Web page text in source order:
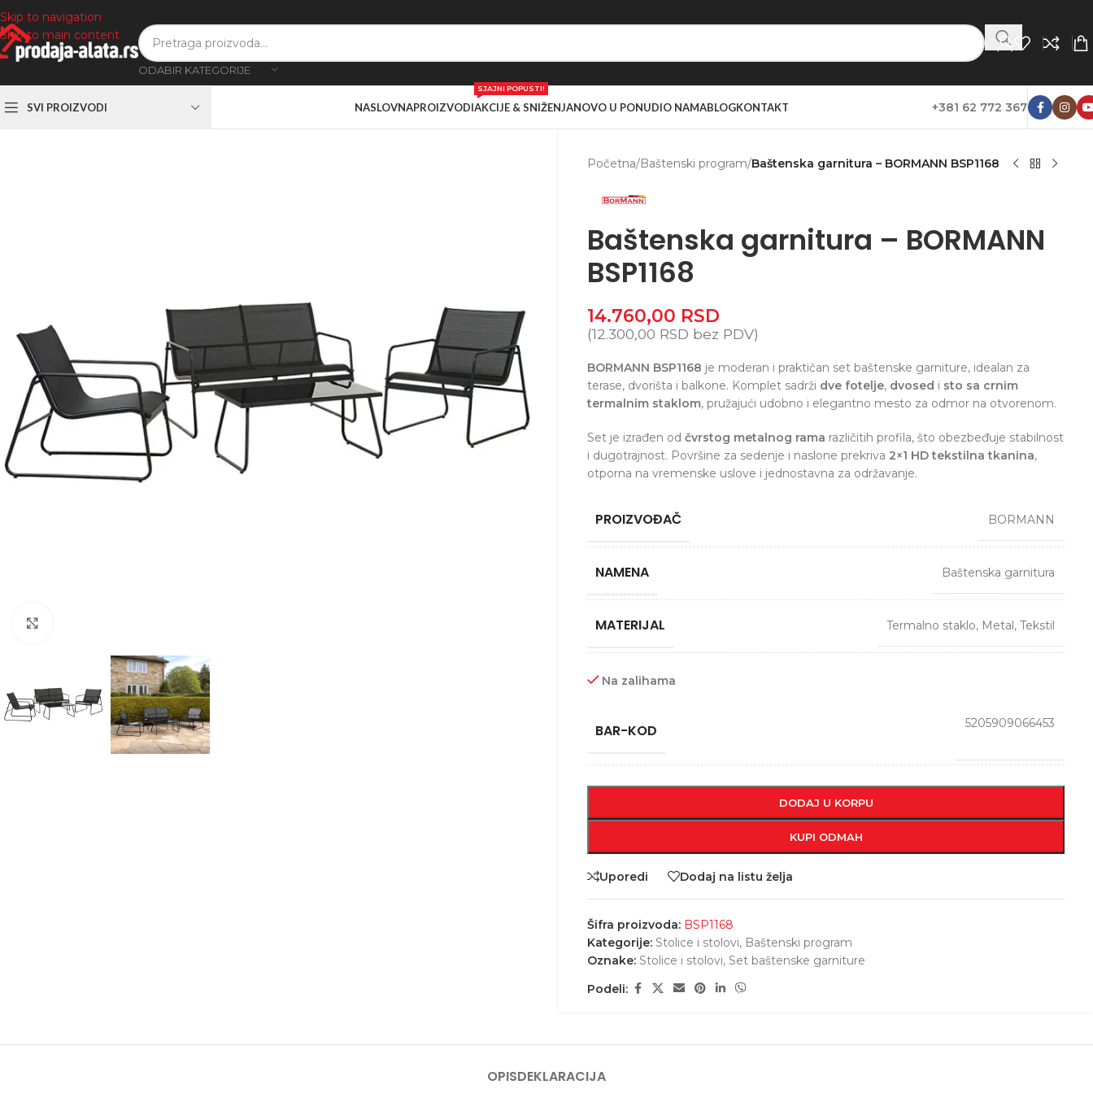
Skip to navigation
Skip to main content
ODABIR KATEGORIJE
SVI PROIZVODI NASLOVNAPROIZVODIAKCIJE & SNIŽENJA
SJAJNI POPUSTI!
NOVO U PONUDIO NAMABLOGKONTAKT +381 62 772 367
Početna/Baštenski program/Baštenska garnitura – BORMANN BSP1168
Baštenska garnitura – BORMANN
BSP1168
14.760,00 RSD
(12.300,00 RSD bez PDV)
BORMANN BSP1168 je moderan i praktičan set baštenske garniture, idealan za
terase, dvorišta i balkone. Komplet sadrži dve fotelje, dvosed i sto sa crnim
termalnim staklom, pružajući udobno i elegantno mesto za odmor na otvorenom.
Set je izrađen od čvrstog metalnog rama različitih profila, što obezbeđuje stabilnost
i dugotrajnost. Površine za sedenje i naslone prekriva 2×1 HD tekstilna tkanina,
otporna na vremenske uslove i jednostavna za održavanje.
PROIZVOĐAČ BORMANN
NAMENA Baštenska garnitura
MATERIJAL Termalno staklo, Metal, Tekstil
Na zalihama
BAR-KOD 5205909066453
DODAJ U KORPU
KUPI ODMAH
Uporedi Dodaj na listu želja
Šifra proizvoda: BSP1168
Kategorije: Stolice i stolovi, Baštenski program
Oznake: Stolice i stolovi, Set baštenske garniture
Podeli:
OPISDEKLARACIJA